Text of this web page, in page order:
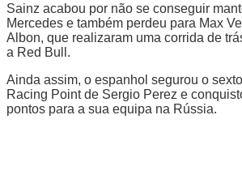
Sainz acabou por não se conseguir
Mercedes e também perdeu para Max
Albon, que realizaram uma corrida de
a Red Bull.
Ainda assim, o espanhol segurou o
Racing Point de Sergio Perez e
pontos para a sua equipa na Rússia.